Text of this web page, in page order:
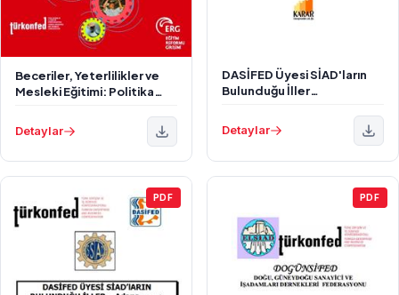
Beceriler, Yeterlilikler ve
Mesleki Eğitimi: Politika
Detaylar
DASİFED Üyesi SİAD'ların
Bulunduğu İller
Detaylar
PDF PDF